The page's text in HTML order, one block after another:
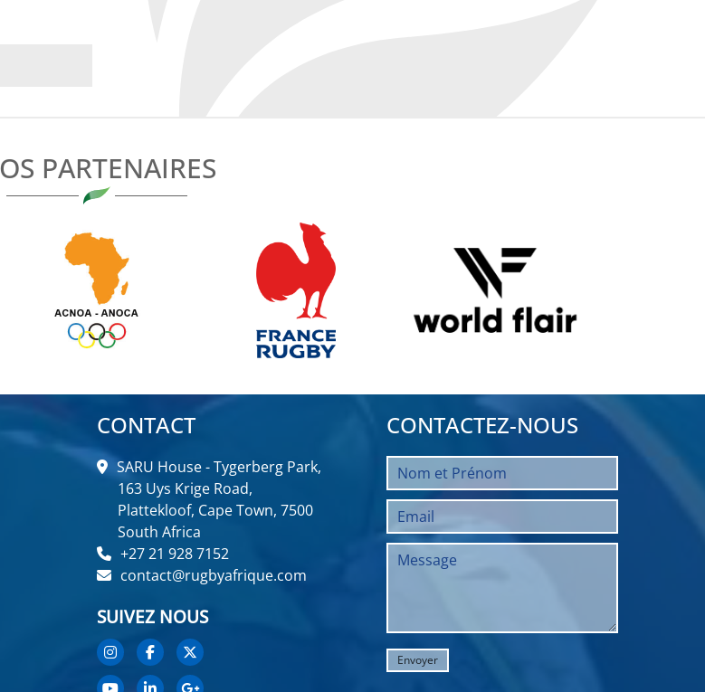
PARTENAIRES
CONTACT
SARU House - Tygerberg Park,
163 Uys Krige Road,
Plattekloof, Cape Town, 7500
South Africa
+27 21 928 7152
contact@rugbyafrique.com
SUIVEZ NOUS
CONTACTEZ-NOUS